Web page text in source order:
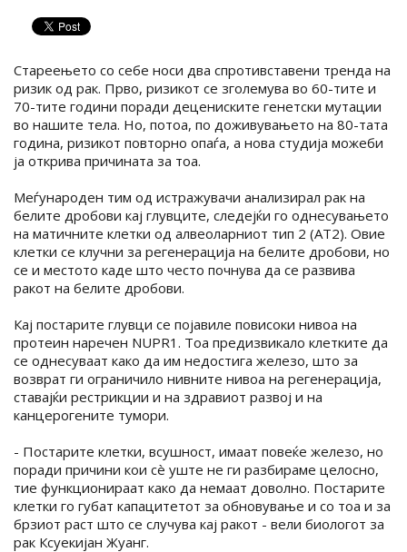
Стареењето со себе носи два спротивставени тренда на
ризик од рак. Прво, ризикот се зголемува во 60-тите и
70-тите години поради децениските генетски мутации
во нашите тела. Но, потоа, по доживувањето на 80-тата
година, ризикот повторно опаѓа, а нова студија можеби
ја открива причината за тоа.
Меѓународен тим од истражувачи анализирал рак на
белите дробови кај глувците, следејќи го однесувањето
на матичните клетки од алвеоларниот тип 2 (АТ2). Овие
клетки се клучни за регенерација на белите дробови, но
се и местото каде што често почнува да се развива
ракот на белите дробови.
Кај постарите глувци се појавиле повисоки нивоа на
протеин наречен NUPR1. Тоа предизвикало клетките да
се однесуваат како да им недостига железо, што за
возврат ги ограничило нивните нивоа на регенерација,
ставајќи рестрикции и на здравиот развој и на
канцерогените тумори.
- Постарите клетки, всушност, имаат повеќе железо, но
поради причини кои сè уште не ги разбираме целосно,
тие функционираат како да немаат доволно. Постарите
клетки го губат капацитетот за обновување и со тоа и за
брзиот раст што се случува кај ракот - вели биологот за
рак Ксуекијан Жуанг.